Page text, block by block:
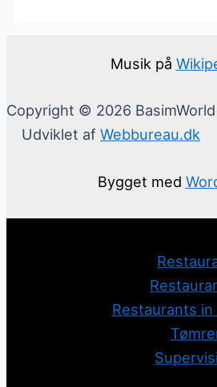
Musik på
Copyright © 2026 BasimWorld
Udviklet af Webbureau.dk
Bygget med
Restaurants in